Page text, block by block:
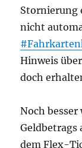
Stornierung
nicht
Hinweis
doch
Noch
Geldbetrags
dem Flex-